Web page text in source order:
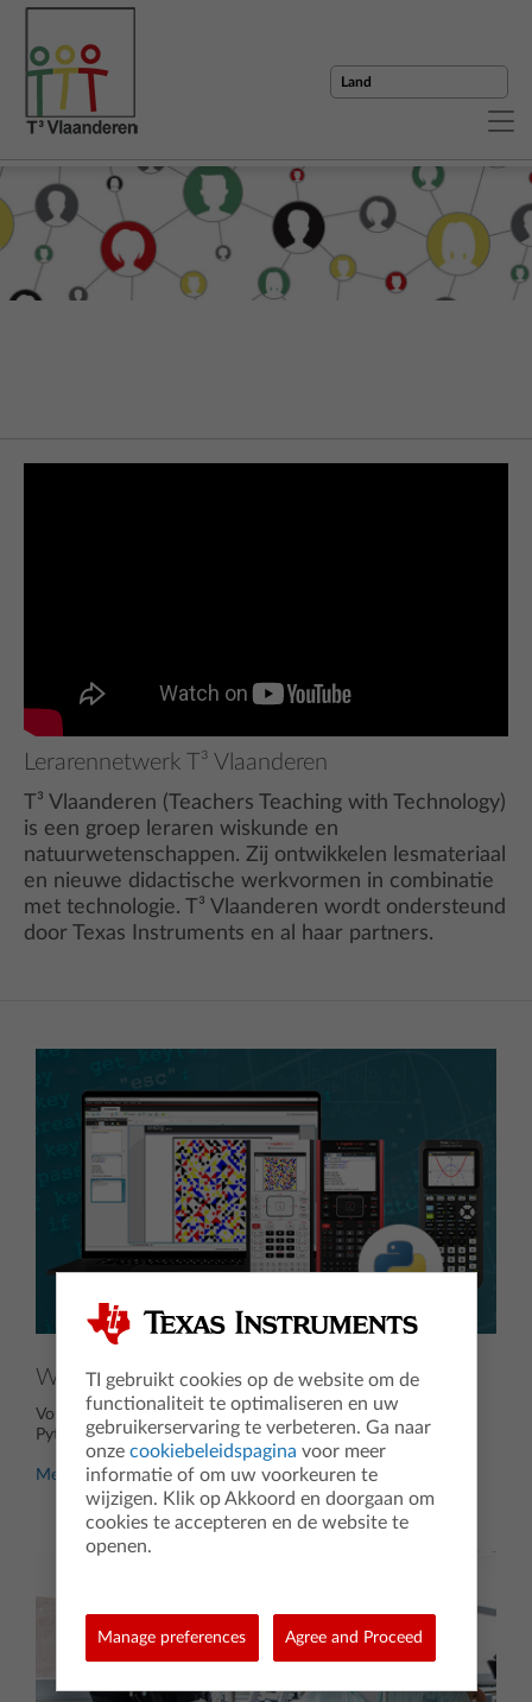
Lerarennetwerk T³ Vlaanderen
T³ Vlaanderen (Teachers Teaching with Technology)
is een groep leraren wiskunde en
natuurwetenschappen. Zij ontwikkelen lesmateriaal
en nieuwe didactische werkvormen in combinatie
met technologie. T³ Vlaanderen wordt ondersteund
door Texas Instruments en al haar partners.
WIL-de Python
Volg onze opgenomen webinars en leer programmeren in
Python. Met concrete opdrachten en gratis lesmaterialen.
Meer info
TI gebruikt cookies op de website om de
functionaliteit te optimaliseren en uw
gebruikerservaring te verbeteren. Ga naar
onze cookiebeleidspagina voor meer
informatie of om uw voorkeuren te
wijzigen. Klik op Akkoord en doorgaan om
cookies te accepteren en de website te
openen.
Manage preferences Agree and Proceed